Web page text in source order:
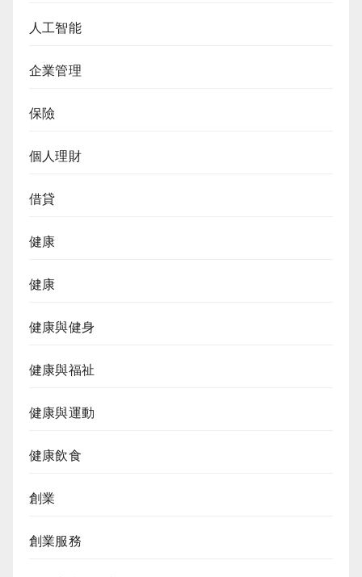
人工智能
企業管理
保險
個人理財
借貸
健康
健康
健康與健身
健康與福祉
健康與運動
健康飲食
創業
創業服務